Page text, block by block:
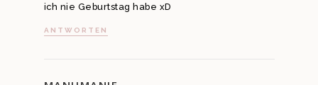
ich nie Geburtstag habe xD
ANTWORTEN